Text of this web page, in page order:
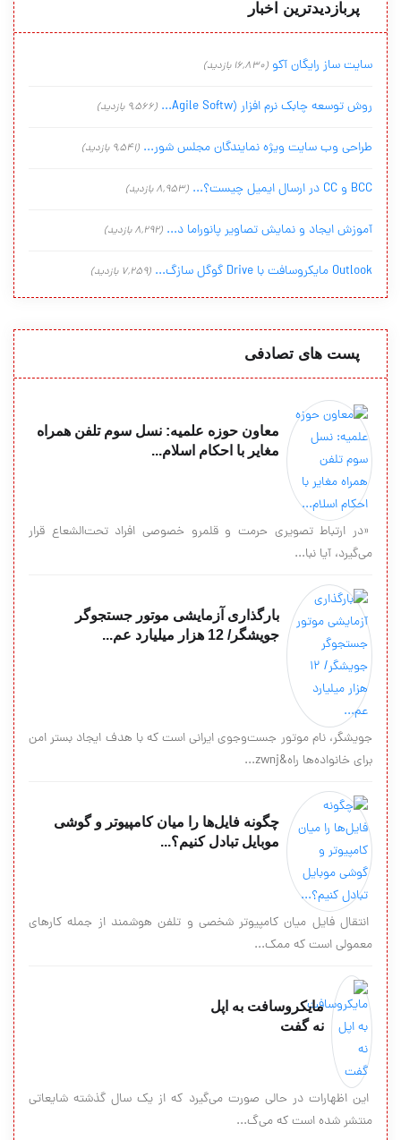
پربازدیدترین اخبار
سایت ساز رایگان آکو (16,830 بازدید)
روش توسعه چابک نرم افزار (Agile Softw... (9,566 بازدید)
طراحی وب سایت ویژه نمایندگان مجلس شور... (9,541 بازدید)
BCC و CC در ارسال ایمیل چیست؟... (8,953 بازدید)
آموزش ایجاد و نمایش تصاویر پانوراما د... (8,292 بازدید)
Outlook مایکروسافت با Drive گوگل سازگ... (7,259 بازدید)
پست های تصادفی
معاون حوزه علمیه: نسل سوم تلفن همراه
مغایر با احکام اسلام...
«در ارتباط تصویری حرمت و قلمرو خصوصی افراد تحت‌الشعاع قرار
می‌گیرد، آیا نبا...
بارگذاری آزمایشی موتور جستجوگر
جویشگر/ 12 هزار میلیارد عم...
جویشگر، نام موتور جست‌وجوی ایرانی است که با هدف ایجاد بستر امن
برای خانواده‌ها راه&zwnj...
چگونه فایل‌ها را میان کامپیوتر و گوشی
موبایل تبادل کنیم؟...
انتقال فایل میان کامپیوتر شخصی و تلفن هوشمند از جمله کارهای
معمولی است که ممک...
مایکروسافت به اپل
نه گفت
این اظهارات در حالی صورت می‌گیرد که از یک سال گذشته شایعاتی
منتشر شده است که می‌گ...